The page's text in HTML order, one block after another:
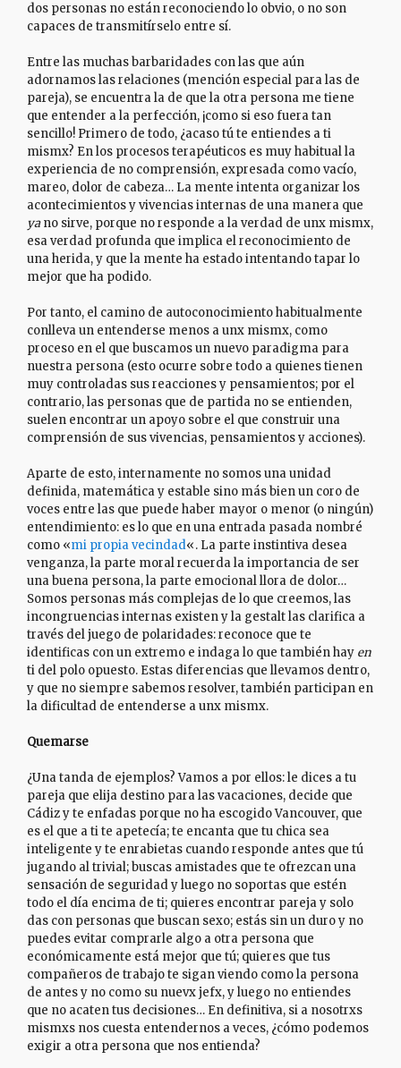
dos personas no están reconociendo lo obvio, o no son
capaces de transmitírselo entre sí.
Entre las muchas barbaridades con las que aún
adornamos las relaciones (mención especial para las de
pareja), se encuentra la de que la otra persona me tiene
que entender a la perfección, ¡como si eso fuera tan
sencillo! Primero de todo, ¿acaso tú te entiendes a ti
mismx? En los procesos terapéuticos es muy habitual la
experiencia de no comprensión, expresada como vacío,
mareo, dolor de cabeza… La mente intenta organizar los
acontecimientos y vivencias internas de una manera que
yano sirve, porque no responde a la verdad de unx mismx,
esa verdad profunda que implica el reconocimiento de
una herida, y que la mente ha estado intentando tapar lo
mejor que ha podido.
Por tanto, el camino de autoconocimiento habitualmente
conlleva un entenderse menos a unx mismx, como
proceso en el que buscamos un nuevo paradigma para
nuestra persona (esto ocurre sobre todo a quienes tienen
muy controladas sus reacciones y pensamientos; por el
contrario, las personas que de partida no se entienden,
suelen encontrar un apoyo sobre el que construir una
comprensión de sus vivencias, pensamientos y acciones).
Aparte de esto, internamente no somos una unidad
definida, matemática y estable sino más bien un coro de
voces entre las que puede haber mayor o menor (o ningún)
entendimiento: es lo que en una entrada pasada nombré
como «mi propia vecindad«. La parte instintiva desea
venganza, la parte moral recuerda la importancia de ser
una buena persona, la parte emocional llora de dolor…
Somos personas más complejas de lo que creemos, las
incongruencias internas existen y la gestalt las clarifica a
través del juego de polaridades: reconoce que te
identificas con un extremo e indaga lo que también hay en
ti del polo opuesto. Estas diferencias que llevamos dentro,
y que no siempre sabemos resolver, también participan en
la dificultad de entenderse a unx mismx.
Quemarse
¿Una tanda de ejemplos? Vamos a por ellos: le dices a tu
pareja que elija destino para las vacaciones, decide que
Cádiz y te enfadas porque no ha escogido Vancouver, que
es el que a ti te apetecía; te encanta que tu chica sea
inteligente y te enrabietas cuando responde antes que tú
jugando al trivial; buscas amistades que te ofrezcan una
sensación de seguridad y luego no soportas que estén
todo el día encima de ti; quieres encontrar pareja y solo
das con personas que buscan sexo; estás sin un duro y no
puedes evitar comprarle algo a otra persona que
económicamente está mejor que tú; quieres que tus
compañeros de trabajo te sigan viendo como la persona
de antes y no como su nuevx jefx, y luego no entiendes
que no acaten tus decisiones… En definitiva, si a nosotrxs
mismxs nos cuesta entendernos a veces, ¿cómo podemos
exigir a otra persona que nos entienda?